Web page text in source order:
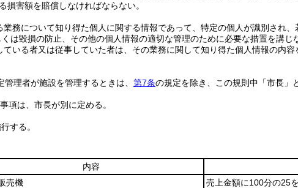
損害額を賠償しなければならない。
務について知り得た個人に関する情報であって、特定の個人が識別され
は毀損の防止、その他の個人情報の適切な管理のために必要な措置を講じ
いる者又は従事していた者は、その業務に関して知り得た個人情報の内
理者が施設を管理するときは、 第7条の規定を除き、この規則中「市長」
項は、市長が別に定める。
する。
内容
売機
売上金額に100分の25